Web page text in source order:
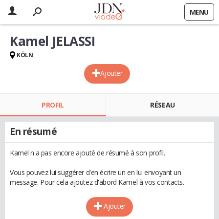
MENU
Ajouter
Kamel JELASSI
KÖLN
PROFIL RÉSEAU
En résumé
Kamel n'a pas encore ajouté de résumé à son profil.
Vous pouvez lui suggérer d'en écrire un en lui envoyant un
message. Pour cela ajoutez d'abord Kamel à vos contacts.
Ajouter